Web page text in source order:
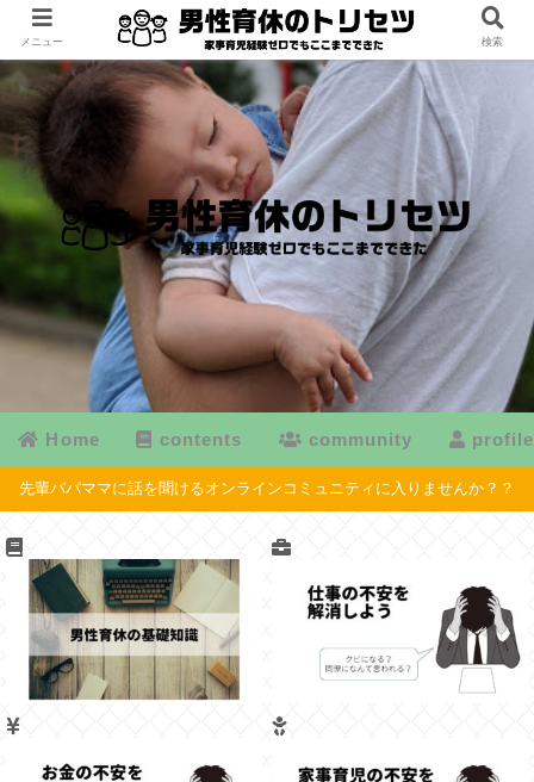
Home contents community profile
先輩パパママに話を聞けるオンラインコミュニティに入りませんか？？
メニュー 検索